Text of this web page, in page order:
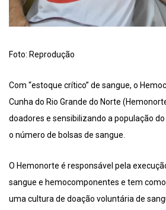
Foto: Reprodução
Com “estoque crítico” de sangue, o
Cunha do Rio Grande do Norte
doadores e sensibilizando a população
o número de bolsas de sangue.
O Hemonorte é responsável pela
sangue e hemocomponentes e tem
uma cultura de doação voluntária de